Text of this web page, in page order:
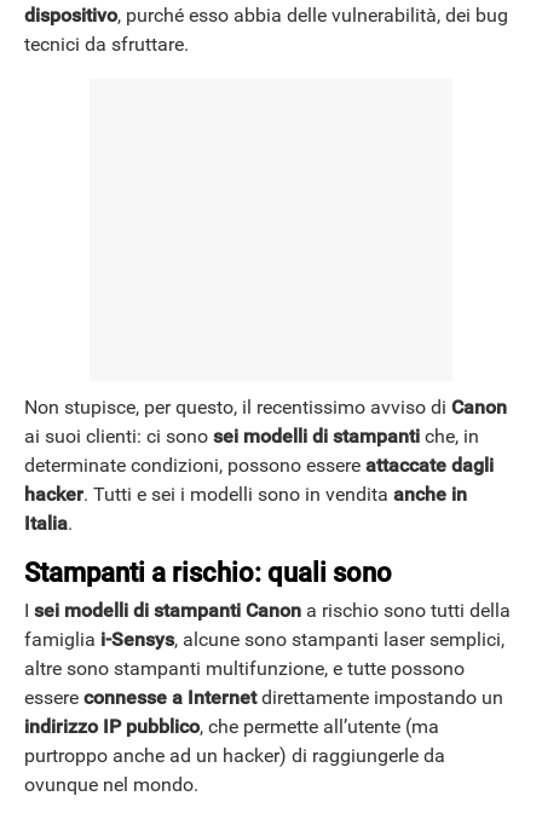
NEWS
dispositivo, purché esso abbia delle vulnerabilità, dei bug
tecnici da sfruttare.
Non stupisce, per questo, il recentissimo avviso di Canon
ai suoi clienti: ci sono sei modelli di stampanti che, in
determinate condizioni, possono essere attaccate dagli
hacker. Tutti e sei i modelli sono in vendita anche in
Italia.
Stampanti a rischio: quali sono
I sei modelli di stampanti Canon a rischio sono tutti della
famiglia i-Sensys, alcune sono stampanti laser semplici,
altre sono stampanti multifunzione, e tutte possono
essere connesse a Internetdirettamente impostando un
indirizzo IP pubblico, che permette all’utente (ma
purtroppo anche ad un hacker) di raggiungerle da
ovunque nel mondo.